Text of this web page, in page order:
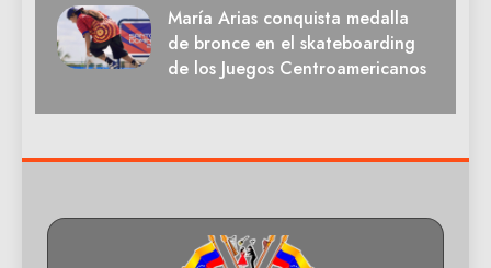
María Arias conquista medalla
de bronce en el skateboarding
de los Juegos Centroamericanos